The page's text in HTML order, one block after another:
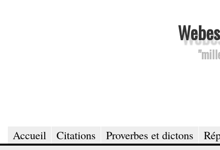
Accueil Citations Proverbes et dictons